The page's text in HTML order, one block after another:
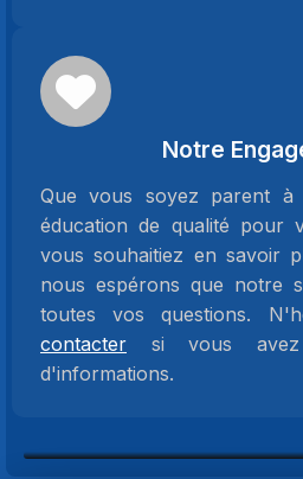
Notre
Que vous soyez parent
éducation de qualité pour
vous souhaitiez en savoir
nous espérons que notre
toutes vos questions.
contacter si vous
d'informations.